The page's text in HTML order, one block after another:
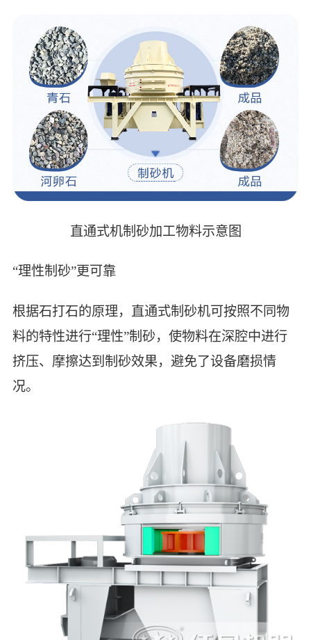
直通式机制砂加工物料示意图
“理性制砂”更可靠
根据石打石的原理，直通式制砂机可按照不同物
料的特性进行“理性”制砂，使物料在深腔中进行
挤压、摩擦达到制砂效果，避免了设备磨损情
况。